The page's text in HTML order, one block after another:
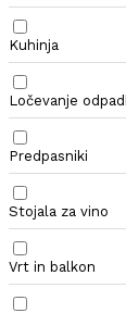
Kuhinja
Ločevanje
Predpasniki
Stojala za vino
Vrt in balkon